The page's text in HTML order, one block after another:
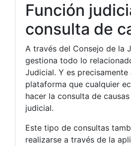
Función
consulta de
A través del Consejo de la
gestiona todo lo
Judicial. Y es
plataforma que cualquier
hacer la consulta de
judicial.
Este tipo de consultas
realizarse a través de la